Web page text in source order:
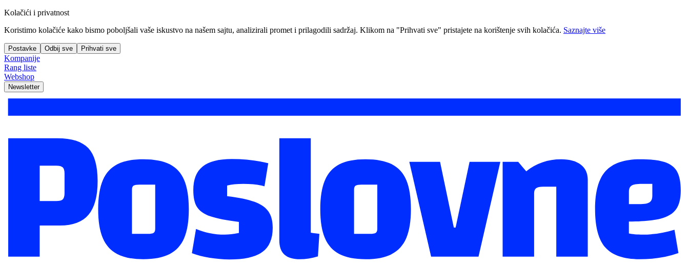
Kolačići i privatnost
Koristimo kolačiće kako bismo poboljšali vaše iskustvo na našem sajtu, analizirali promet i prilagodili sadržaj. Klikom na "Prihvati sve" pristajete na korištenje svih kolačića. Saznajte više
Postavke Odbij sve Prihvati sve
Kompanije
Rang liste
Webshop
Newsletter